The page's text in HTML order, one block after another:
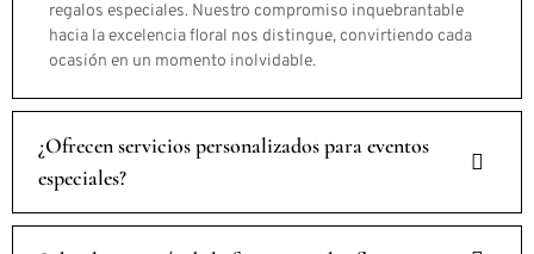
regalos especiales. Nuestro compromiso inquebrantable
hacia la excelencia floral nos distingue, convirtiendo cada
ocasión en un momento inolvidable.
¿Ofrecen servicios personalizados para eventos
especiales?